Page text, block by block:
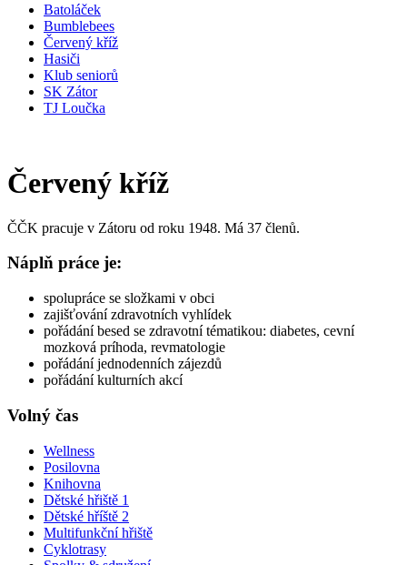
Batoláček
Bumblebees
Červený kříž
Hasiči
Klub seniorů
SK Zátor
TJ Loučka
Červený kříž
ČČK pracuje v Zátoru od roku 1948. Má 37 členů.
Náplň práce je:
spolupráce se složkami v obci
zajišťování zdravotních vyhlídek
pořádání besed se zdravotní tématikou: diabetes, cevní
mozková príhoda, revmatologie
pořádání jednodenních zájezdů
pořádání kulturních akcí
Volný čas
Wellness
Posilovna
Knihovna
Dětské hřiště 1
Dětské hříště 2
Multifunkční hřiště
Cyklotrasy